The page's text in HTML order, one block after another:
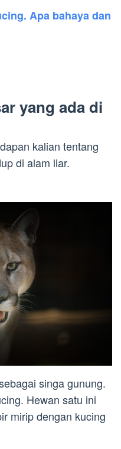
Apa bahaya dan
yang ada di
kalian tentang
di alam liar.
singa gunung.
Hewan satu ini
mirip dengan kucing